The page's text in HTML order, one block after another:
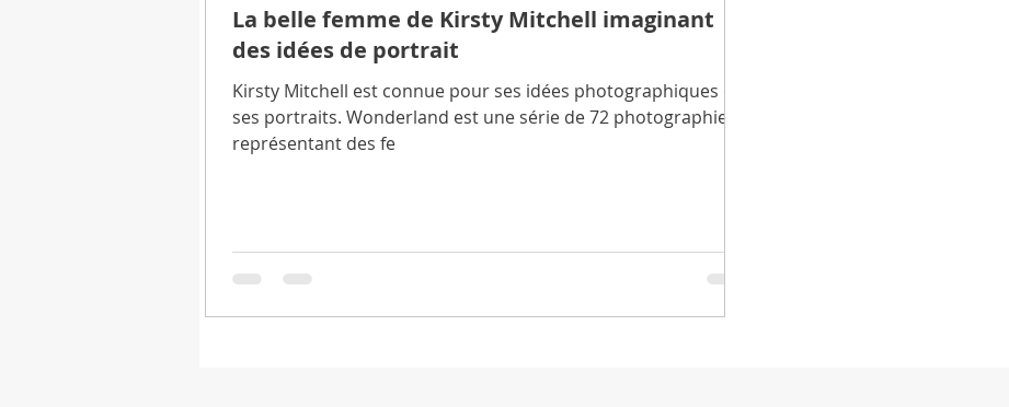
La belle femme de Kirsty Mitchell imaginant
des idées de portrait
Kirsty Mitchell est connue pour ses idées photographiques et
ses portraits. Wonderland est une série de 72 photographies
représentant des fe